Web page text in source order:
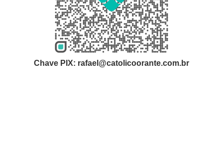
Chave PIX: rafael@catolicoorante.com.br